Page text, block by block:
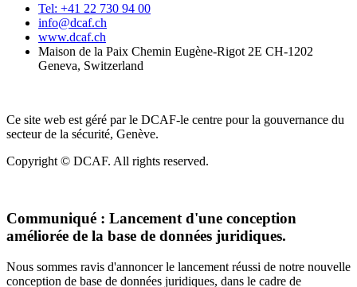
Tel: +41 22 730 94 00
info@dcaf.ch
www.dcaf.ch
Maison de la Paix Chemin Eugène-Rigot 2E CH-1202
Geneva, Switzerland
Ce site web est géré par le DCAF-le centre pour la gouvernance du
secteur de la sécurité, Genève.
Copyright © DCAF. All rights reserved.
Communiqué : Lancement d'une conception
améliorée de la base de données juridiques.
Nous sommes ravis d'annoncer le lancement réussi de notre nouvelle
conception de base de données juridiques, dans le cadre de